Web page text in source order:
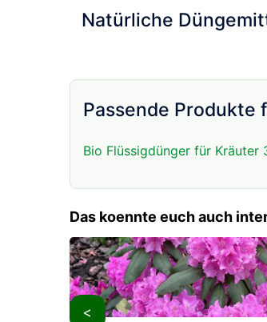
Natürliche
Passende Produkte
Bio Flüssigdünger für Kräuter
Das koennte euch auch
<